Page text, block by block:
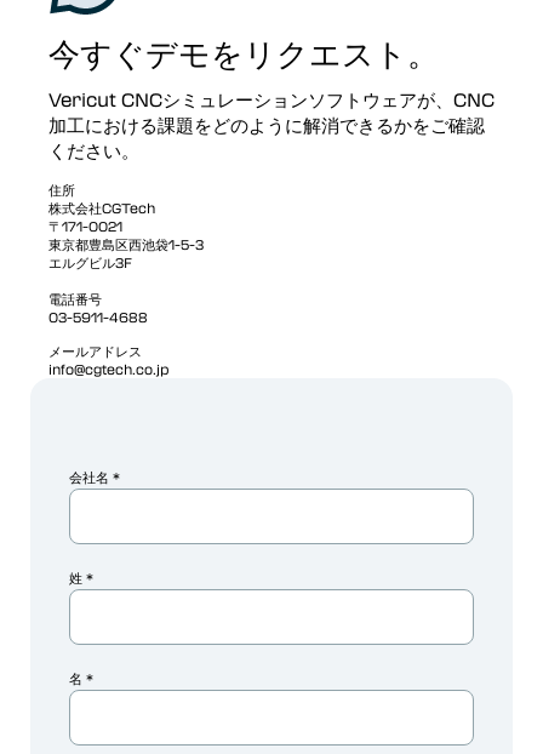
今すぐデモをリクエスト。
Vericut CNCシミュレーションソフトウェアが、CNC
加工における課題をどのように解消できるかをご確認
ください。
住所
株式会社CGTech
〒171-0021
東京都豊島区西池袋1-5-3
エルグビル3F
電話番号
03-5911-4688
メールアドレス
info@cgtech.co.jp